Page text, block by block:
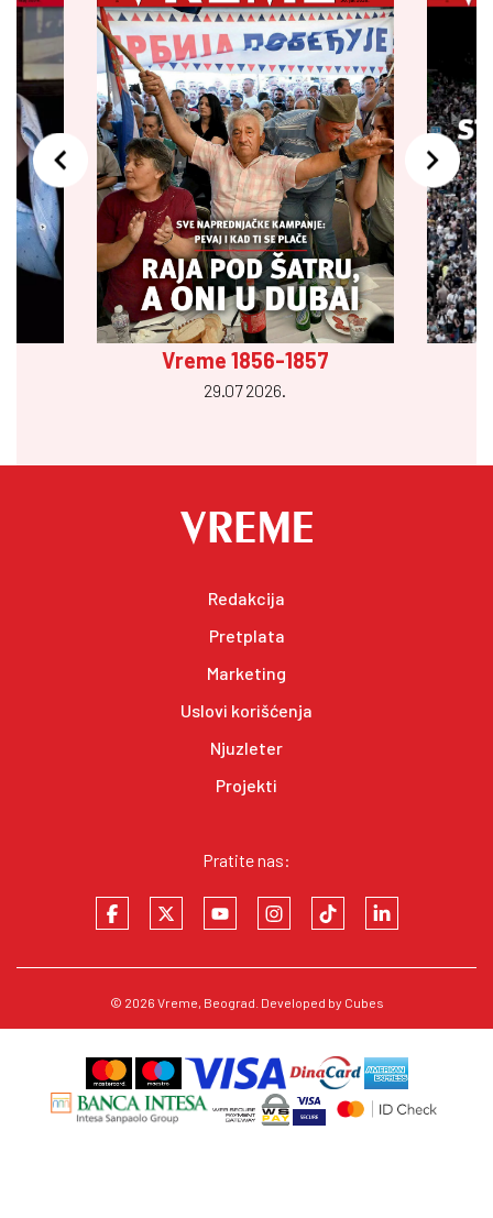
Vreme 1856-1857
29.07 2026.
Redakcija
Pretplata
Marketing
Uslovi korišćenja
Njuzleter
Projekti
Pratite nas:
© 2026 Vreme, Beograd. Developed by Cubes